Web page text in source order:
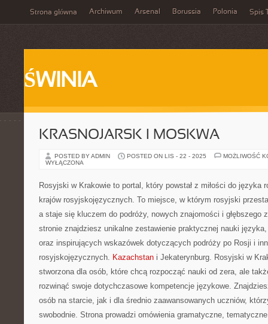
Strona główna Archiwum Arsenal Borussia Polonia Spis
ŚWINIA
KRASNOJARSK I MOSKWA
POSTED BY ADMIN POSTED ON LIS - 22 - 2025
MOŻLIWOŚĆ
WYŁĄCZONA
Rosyjski w Krakowie to portal, który powstał z miłości do języka
krajów rosyjskojęzycznych. To miejsce, w którym rosyjski
a staje się kluczem do podróży, nowych znajomości i głębszego
stronie znajdziesz unikalne zestawienie praktycznej nauki
oraz inspirujących wskazówek dotyczących podróży po Rosji i
rosyjskojęzycznych. Kazachstan i Jekaterynburg. Rosyjski w
stworzona dla osób, które chcą rozpocząć nauki od zera, ale
rozwinąć swoje dotychczasowe kompetencje językowe.
osób na starcie, jak i dla średnio zaawansowanych uczniów,
swobodnie. Strona prowadzi omówienia gramatyczne,